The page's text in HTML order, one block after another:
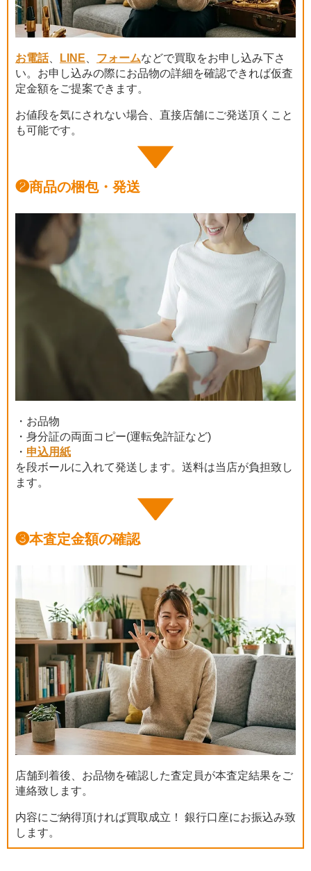
お電話、 LINE フォームなどで買取をお申し込み下さ
い。お申し込みの際にお品物の詳細を確認できれば仮査
定金額をご提案できます。
お値段を気にされない場合、直接店舗にご発送頂くこと
も可能です。
❷商品の梱包・発送
・お品物
・身分証の両面コピー(運転免許証など)
・ 申込用紙
を段ボールに入れて発送します。送料は当店が負担致し
ます。
❸本査定金額の確認
店舗到着後、お品物を確認した査定員が本査定結果をご
連絡致します。
内容にご納得頂ければ買取成立！ 銀行口座にお振込み致
します。